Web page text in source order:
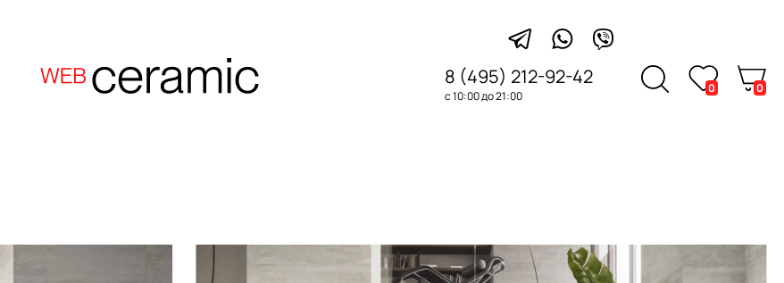
8 (495) 212-92-42
с 10:00 до 21:00
0 0